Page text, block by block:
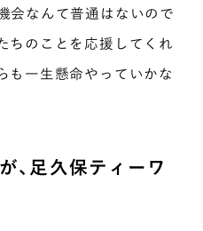
会なんて普通はないので
ちのことを応援してくれ
も一生懸命やっていかな
、足久保ティーワ